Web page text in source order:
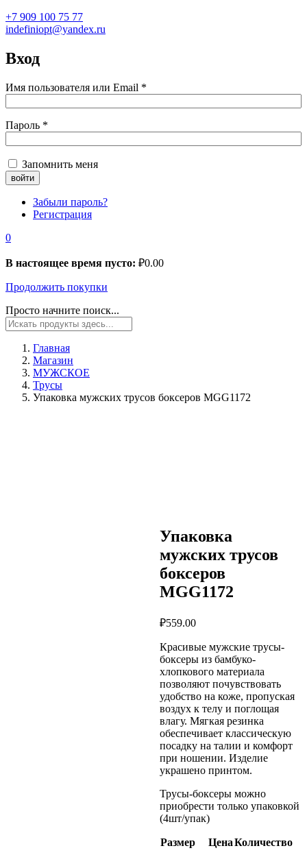
+7 909 100 75 77
indefiniopt@yandex.ru
Вход
Имя пользователя или Email *
Пароль *
Запомнить меня
Забыли пароль?
Регистрация
0
В настоящее время пусто: ₽0.00
Продолжить покупки
Просто начните поиск...
Главная
Магазин
МУЖСКОЕ
Трусы
Упаковка мужских трусов боксеров MGG1172
Упаковка
мужских трусов
боксеров
MGG1172
₽559.00
Красивые мужские трусы-
боксеры из бамбуко-
хлопкового материала
позволяют почувствовать
удобство на коже, пропуская
воздух к телу и поглощая
влагу. Мягкая резинка
обеспечивает классическую
посадку на талии и комфорт
при ношении. Изделие
украшено принтом.
Трусы-боксеры можно
приобрести только упаковкой
(4шт/упак)
Размер ЦенаКоличество